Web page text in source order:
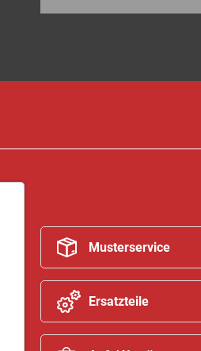
Musterservice
Ersatzteile